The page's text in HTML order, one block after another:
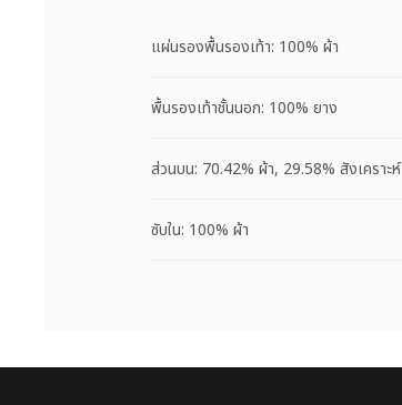
แผ่นรองพื้นรองเท้า: 100% ผ้า
พื้นรองเท้าชั้นนอก: 100% ยาง
ส่วนบน: 70.42% ผ้า, 29.58% สังเคราะห์
ซับใน: 100% ผ้า